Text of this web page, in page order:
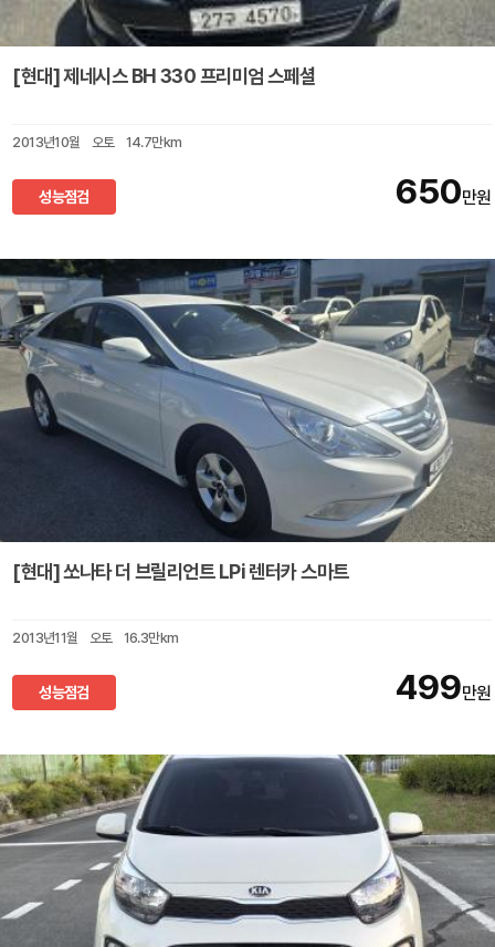
[현대] 제네시스 BH 330 프리미엄 스페셜
2013년10월 오토 14.7만km
성능점검 650만원
[현대] 쏘나타 더 브릴리언트 LPi 렌터카 스마트
2013년11월 오토 16.3만km
성능점검 499만원